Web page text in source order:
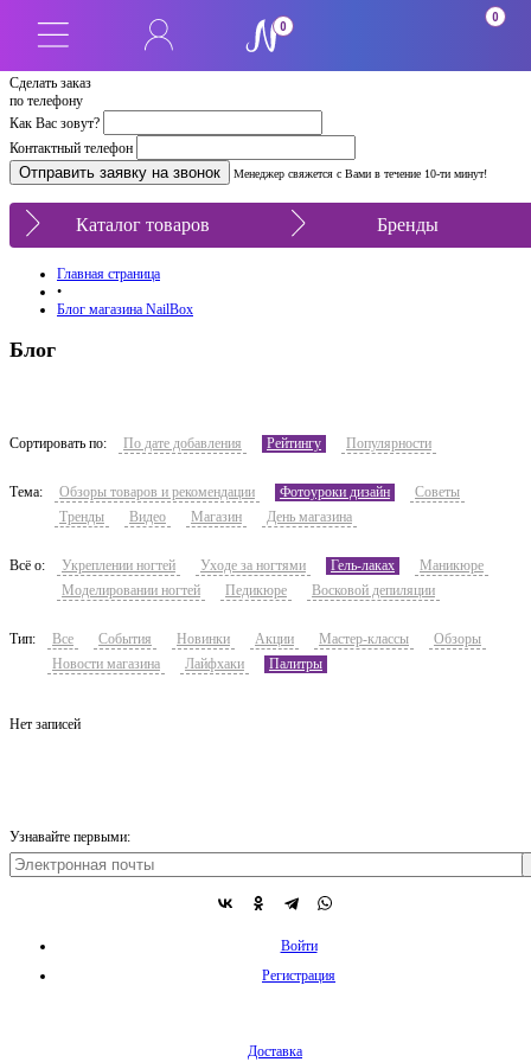
Сделать заказ
по телефону
Как Вас зовут?
Контактный телефон
Менеджер свяжется с Вами в течение 10-ти минут!
0
0
Каталог товаров Бренды
Главная страница
•
Блог магазина NailBox
Блог
Сортировать по: По дате добавления Рейтингу Популярности
Тема: Обзоры товаров и рекомендации Фотоуроки дизайн
Советы
Тренды
Видео Магазин День магазина
Всё о: Укреплении ногтей Уходе за ногтями Гель-лаках
Маникюре
Моделировании ногтей
Педикюре Восковой депиляции
Тип: Все События Новинки Акции Мастер-классы
Обзоры
Новости магазина
Лайфхаки Палитры
Нет записей
Узнавайте первыми:
Войти
Регистрация
Доставка